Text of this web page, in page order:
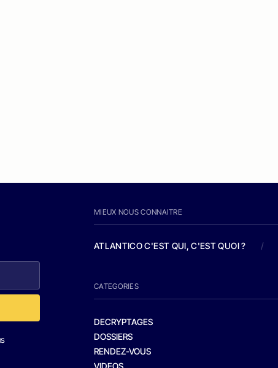
MIEUX NOUS CONNAITRE
ATLANTICO C'EST QUI, C'EST QUOI ? /
CATEGORIES
DECRYPTAGES
DOSSIERS
RENDEZ-VOUS
VIDEOS